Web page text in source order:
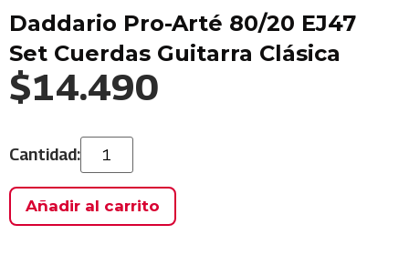
Daddario Pro-Arté 80/20 EJ47
Set Cuerdas Guitarra Clásica
$14.490
Añadir al carrito